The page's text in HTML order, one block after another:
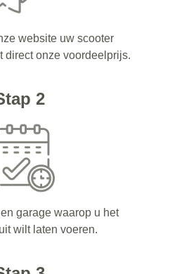
website uw scooter
direct onze voordeelprijs.
2
garage waarop u het
wilt laten voeren.